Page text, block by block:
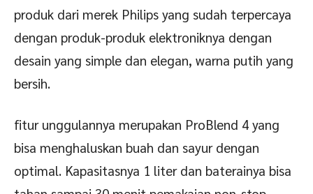
produk dari merek Philips yang sudah terpercaya
dengan produk-produk elektroniknya dengan
desain yang simple dan elegan, warna putih yang
bersih.
fitur unggulannya merupakan ProBlend 4 yang
bisa menghaluskan buah dan sayur dengan
optimal. Kapasitasnya 1 liter dan baterainya bisa